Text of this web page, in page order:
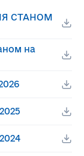
СТАНОМ
на